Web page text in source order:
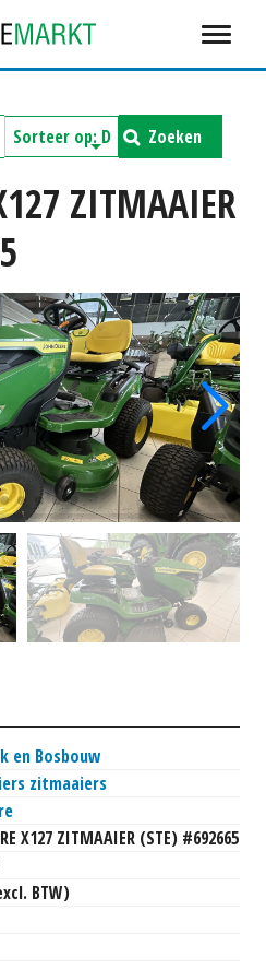
Zoeken
ZITMAAIER
en Bosbouw
zitmaaiers
X127 ZITMAAIER (STE) #692665
BTW)